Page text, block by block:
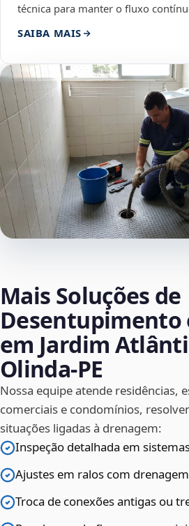
técnica para manter o fluxo
SAIBA MAIS
Mais Soluções de
Desentupimento
em Jardim
Olinda‑PE
Nossa equipe atende residências,
comerciais e condomínios,
situações ligadas à drenagem:
Inspeção detalhada em
Ajustes em ralos com
Troca de conexões antigas ou